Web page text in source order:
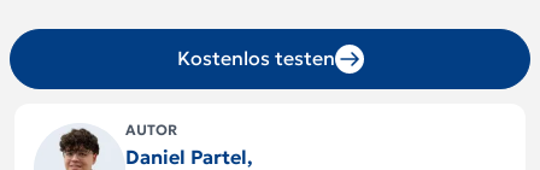
Kostenlos testen
AUTOR
Daniel Partel,